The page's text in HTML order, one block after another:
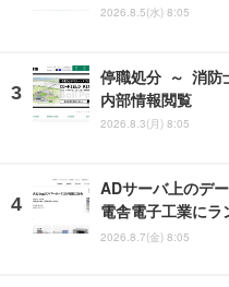
2026.8.5(水) 8:05
停職処分 ～ 消防
内部情報閲覧
2026.8.3(月) 8:05
ADサーバ上のデ
電舎電子工業に
2026.8.7(金) 8:05